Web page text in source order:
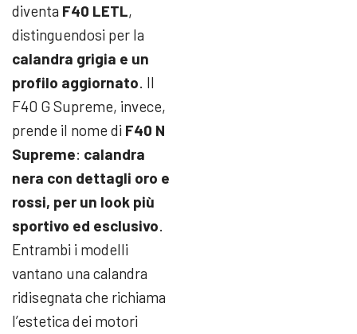
diventa F40 LETL,
distinguendosi per la
calandra grigia e un
profilo aggiornato. Il
F40 G Supreme, invece,
prende il nome di F40 N
Supreme: calandra
nera con dettagli oro e
rossi, per un look più
sportivo ed esclusivo.
Entrambi i modelli
vantano una calandra
ridisegnata che richiama
l’estetica dei motori